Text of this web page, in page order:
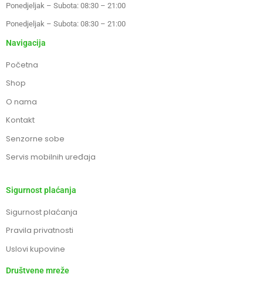
Ponedjeljak – Subota: 08:30 – 21:00
Ponedjeljak – Subota: 08:30 – 21:00
Navigacija
Početna
Shop
O nama
Kontakt
Senzorne sobe
Servis mobilnih uređaja
Sigurnost plaćanja
Sigurnost plaćanja
Pravila privatnosti
Uslovi kupovine
Društvene mreže